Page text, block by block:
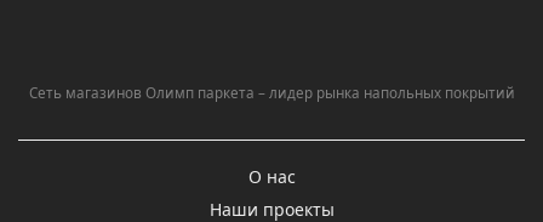
Сеть магазинов Олимп паркета – лидер рынка напольных покрытий
О нас
Наши проекты